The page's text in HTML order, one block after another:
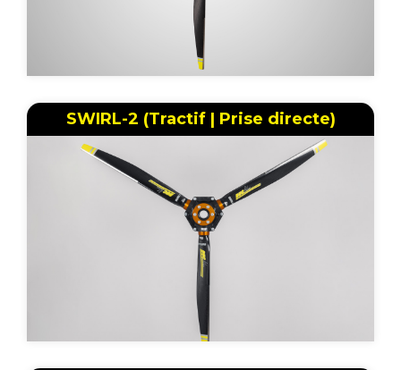
SWIRL-2 (Tractif | Prise directe)